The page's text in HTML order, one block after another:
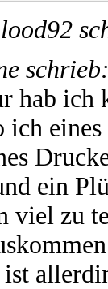
hab
ich
ein
viel zu